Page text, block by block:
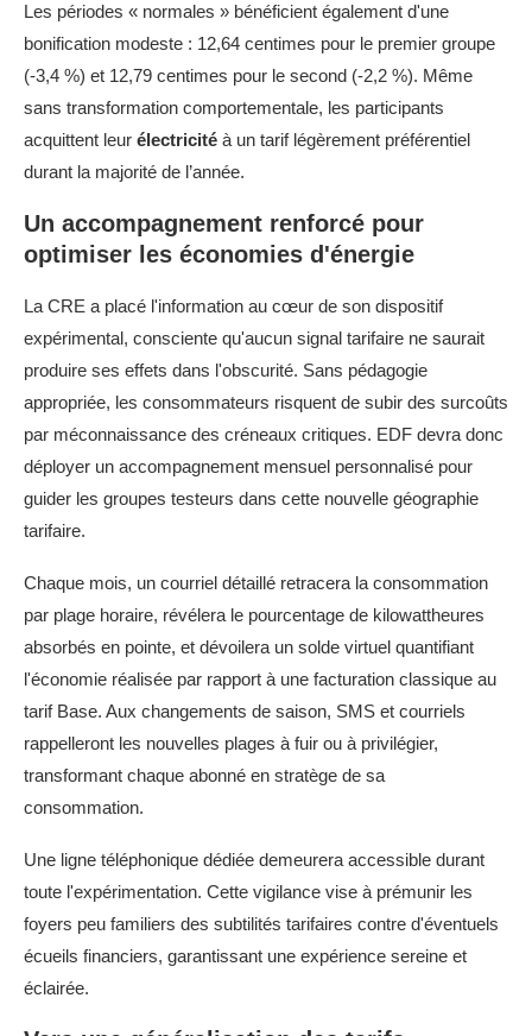
Les périodes « normales » bénéficient également d'une
bonification modeste : 12,64 centimes pour le premier groupe
(-3,4 %) et 12,79 centimes pour le second (-2,2 %). Même
sans transformation comportementale, les participants
acquittent leur électricité à un tarif légèrement préférentiel
durant la majorité de l’année.
Un accompagnement renforcé pour
optimiser les économies d'énergie
La CRE a placé l'information au cœur de son dispositif
expérimental, consciente qu'aucun signal tarifaire ne saurait
produire ses effets dans l'obscurité. Sans pédagogie
appropriée, les consommateurs risquent de subir des surcoûts
par méconnaissance des créneaux critiques. EDF devra donc
déployer un accompagnement mensuel personnalisé pour
guider les groupes testeurs dans cette nouvelle géographie
tarifaire.
Chaque mois, un courriel détaillé retracera la consommation
par plage horaire, révélera le pourcentage de kilowattheures
absorbés en pointe, et dévoilera un solde virtuel quantifiant
l'économie réalisée par rapport à une facturation classique au
tarif Base. Aux changements de saison, SMS et courriels
rappelleront les nouvelles plages à fuir ou à privilégier,
transformant chaque abonné en stratège de sa
consommation.
Une ligne téléphonique dédiée demeurera accessible durant
toute l'expérimentation. Cette vigilance vise à prémunir les
foyers peu familiers des subtilités tarifaires contre d'éventuels
écueils financiers, garantissant une expérience sereine et
éclairée.